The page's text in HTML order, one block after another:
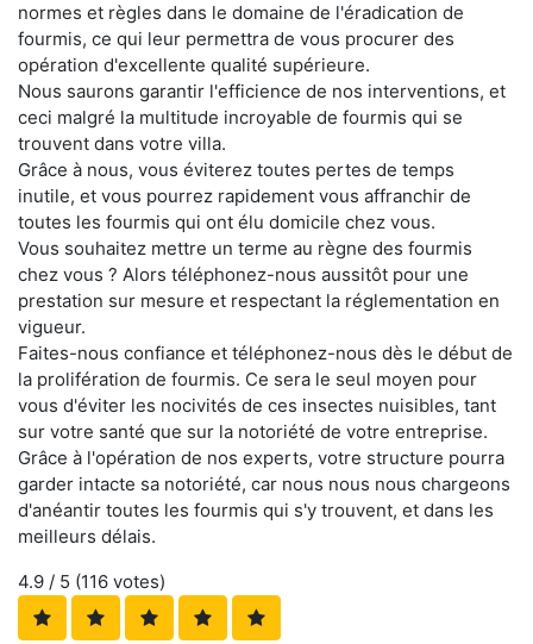
normes et règles dans le domaine de l'éradication de
fourmis, ce qui leur permettra de vous procurer des
opération d'excellente qualité supérieure.
Nous saurons garantir l'efficience de nos interventions, et
ceci malgré la multitude incroyable de fourmis qui se
trouvent dans votre villa.
Grâce à nous, vous éviterez toutes pertes de temps
inutile, et vous pourrez rapidement vous affranchir de
toutes les fourmis qui ont élu domicile chez vous.
Vous souhaitez mettre un terme au règne des fourmis
chez vous ? Alors téléphonez-nous aussitôt pour une
prestation sur mesure et respectant la réglementation en
vigueur.
Faites-nous confiance et téléphonez-nous dès le début de
la prolifération de fourmis. Ce sera le seul moyen pour
vous d'éviter les nocivités de ces insectes nuisibles, tant
sur votre santé que sur la notoriété de votre entreprise.
Grâce à l'opération de nos experts, votre structure pourra
garder intacte sa notoriété, car nous nous nous chargeons
d'anéantir toutes les fourmis qui s'y trouvent, et dans les
meilleurs délais.
4.9 / 5 (116 votes)